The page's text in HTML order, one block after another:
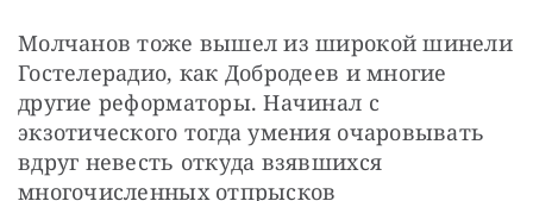
Молчанов тоже вышел из широкой шинели
Гостелерадио, как Добродеев и многие
другие реформаторы. Начинал с
экзотического тогда умения очаровывать
вдруг невесть откуда взявшихся
многочисленных отпрысков